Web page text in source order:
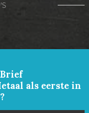
als eerste in